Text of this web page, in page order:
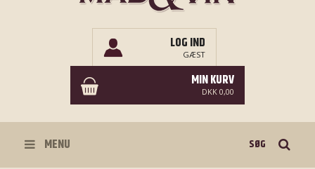
LOG IND
GÆST
MIN KURV
DKK 0,00
MENU